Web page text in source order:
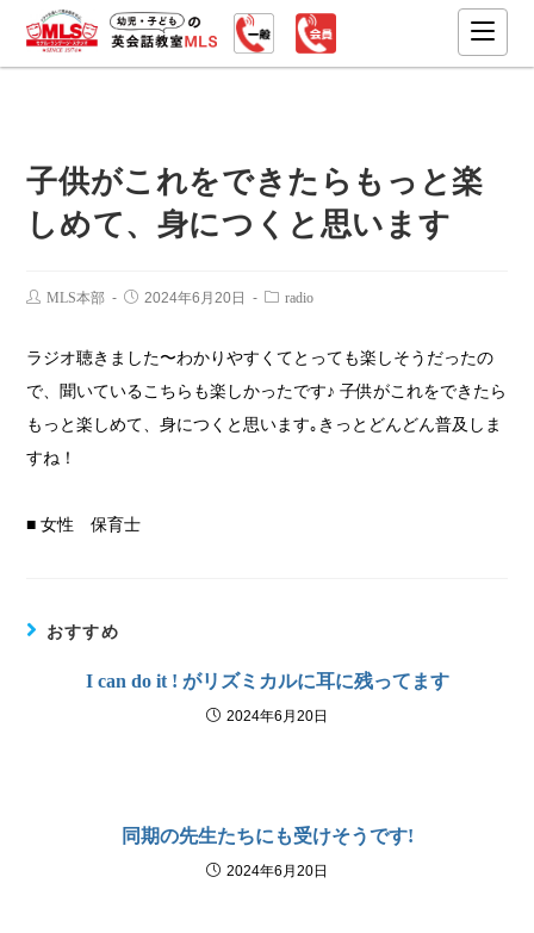
子供がこれをできたらもっと楽
しめて、身につくと思います
MLS本部 2024年6月20日 radio
ラジオ聴きました〜わかりやすくてとっても楽しそうだったの
で、聞いているこちらも楽しかったです♪ 子供がこれをできたら
もっと楽しめて、身につくと思います｡きっとどんどん普及しま
すね！
■ 女性 保育士
おすすめ
I can do it ! がリズミカルに耳に残ってます
2024年6月20日
同期の先生たちにも受けそうです!
2024年6月20日